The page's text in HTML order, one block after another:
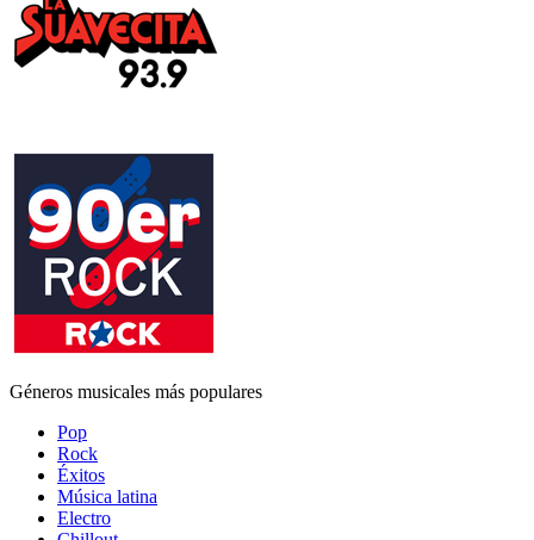
Géneros musicales más populares
Pop
Rock
Éxitos
Música latina
Electro